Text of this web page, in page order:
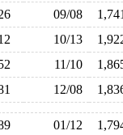
09/08
10/13
11/10
12/08
01/12